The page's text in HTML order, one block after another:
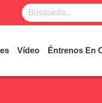
Vídeo